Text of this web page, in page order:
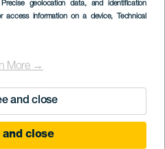
geolocation data, and identification
access information on a device, Technical
More →
and close
and close